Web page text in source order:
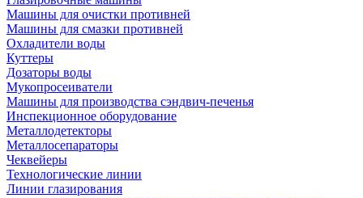
Машины для очистки противней
Машины для смазки противней
Охладители воды
Куттеры
Дозаторы воды
Мукопросеиватели
Машины для производства сэндвич-печенья
Инспекционное оборудование
Металлодетекторы
Металлосепараторы
Чеквейеры
Технологические линии
Линии глазирования